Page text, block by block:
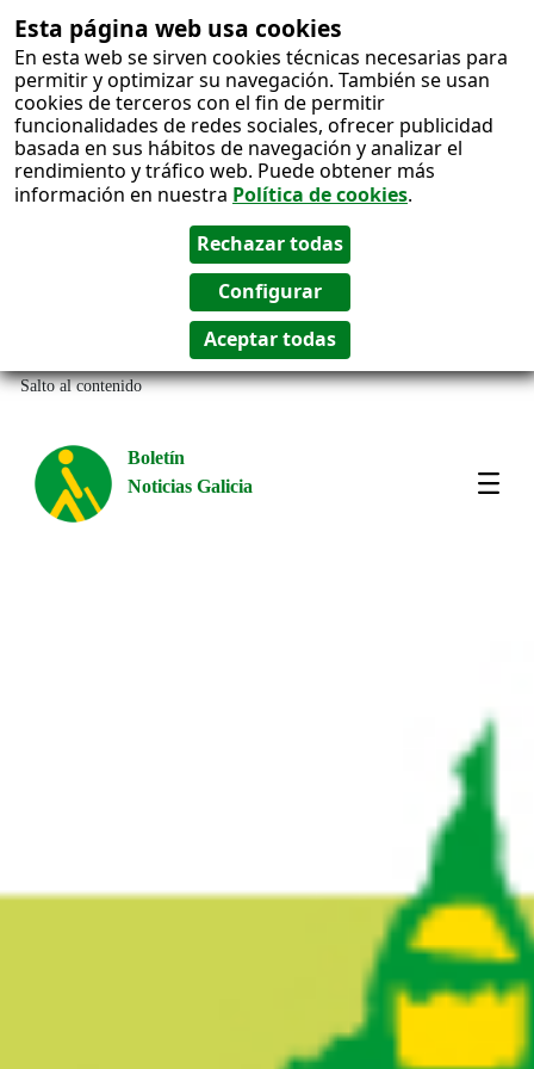
Esta página web usa cookies
En esta web se sirven cookies técnicas necesarias para
permitir y optimizar su navegación. También se usan
cookies de terceros con el fin de permitir
funcionalidades de redes sociales, ofrecer publicidad
basada en sus hábitos de navegación y analizar el
rendimiento y tráfico web. Puede obtener más
información en nuestra Política de cookies.
Salto al contenido
Boletín
Noticias Galicia